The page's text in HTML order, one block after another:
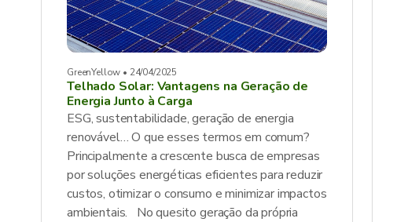
GreenYellow • 24/04/2025
Telhado Solar: Vantagens na Geração de
Energia Junto à Carga
ESG, sustentabilidade, geração de energia
renovável… O que esses termos em comum?
Principalmente a crescente busca de empresas
por soluções energéticas eficientes para reduzir
custos, otimizar o consumo e minimizar impactos
ambientais. No quesito geração da própria